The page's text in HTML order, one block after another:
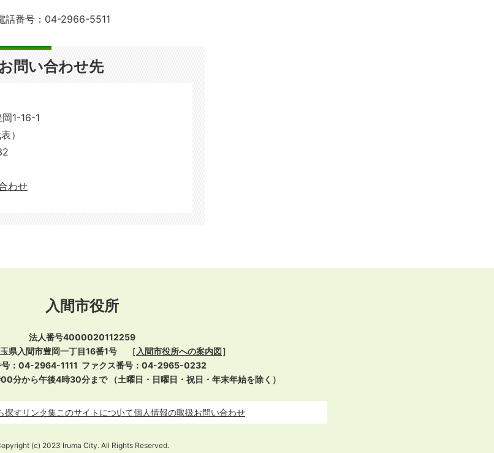
番号：04-2966-5511
問い合わせ先
1-16-1
）
わせ
入間市役所
法人番号4000020112259
入間市豊岡一丁目16番1号
［ 入間市役所への案内図］
号：04-2964-1111 ファクス番号：04-2965-0232
分から午後4時30分まで
（土曜日・日曜日・祝日・年末年始を除く）
探す リンク集このサイトについて個人情報の取扱お問い合わせ
(c) 2023 Iruma City. All Rights Reserved.